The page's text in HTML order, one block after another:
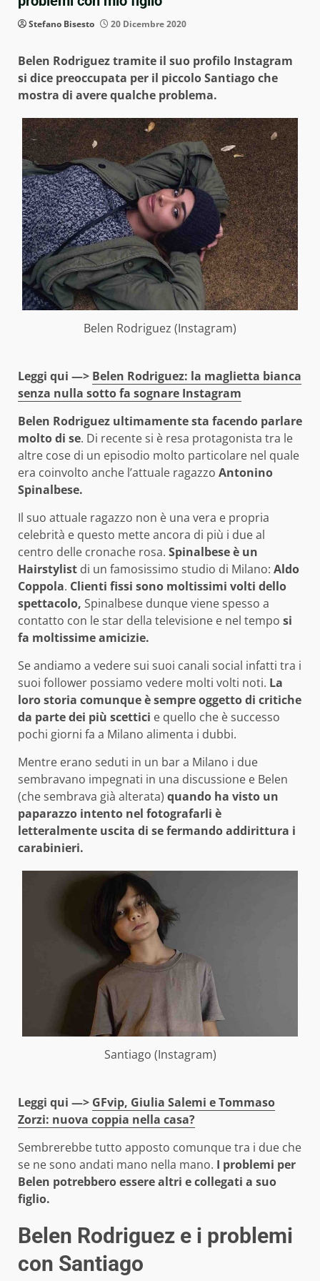
Stefano Bisesto 20 Dicembre 2020
Belen Rodriguez tramite il suo profilo Instagram
si dice preoccupata per il piccolo Santiago che
mostra di avere qualche problema.
Belen Rodriguez (Instagram)
Leggi qui —> Belen Rodriguez: la maglietta bianca
senza nulla sotto fa sognare Instagram
Belen Rodriguez ultimamente sta facendo parlare
molto di se. Di recente si è resa protagonista tra le
altre cose di un episodio molto particolare nel quale
era coinvolto anche l’attuale ragazzo Antonino
Spinalbese.
Il suo attuale ragazzo non è una vera e propria
celebrità e questo mette ancora di più i due al
centro delle cronache rosa. Spinalbese è un
Hairstylist di un famosissimo studio di Milano: Aldo
Coppola. Clienti fissi sono moltissimi volti dello
spettacolo, Spinalbese dunque viene spesso a
contatto con le star della televisione e nel tempo si
fa moltissime amicizie.
Se andiamo a vedere sui suoi canali social infatti tra i
suoi follower possiamo vedere molti volti noti. La
loro storia comunque è sempre oggetto di critiche
da parte dei più scettici e quello che è successo
pochi giorni fa a Milano alimenta i dubbi.
Mentre erano seduti in un bar a Milano i due
sembravano impegnati in una discussione e Belen
(che sembrava già alterata) quando ha visto un
paparazzo intento nel fotografarli è
letteralmente uscita di se fermando addirittura i
carabinieri.
Santiago (Instagram)
Leggi qui —> GFvip, Giulia Salemi e Tommaso
Zorzi: nuova coppia nella casa?
Sembrerebbe tutto apposto comunque tra i due che
se ne sono andati mano nella mano. I problemi per
Belen potrebbero essere altri e collegati a suo
figlio.
Belen Rodriguez e i problemi
con Santiago